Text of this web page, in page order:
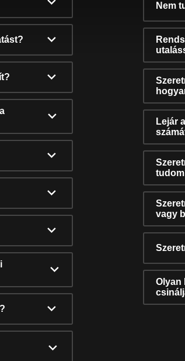
Nem
Lejár
vagy
Olyan